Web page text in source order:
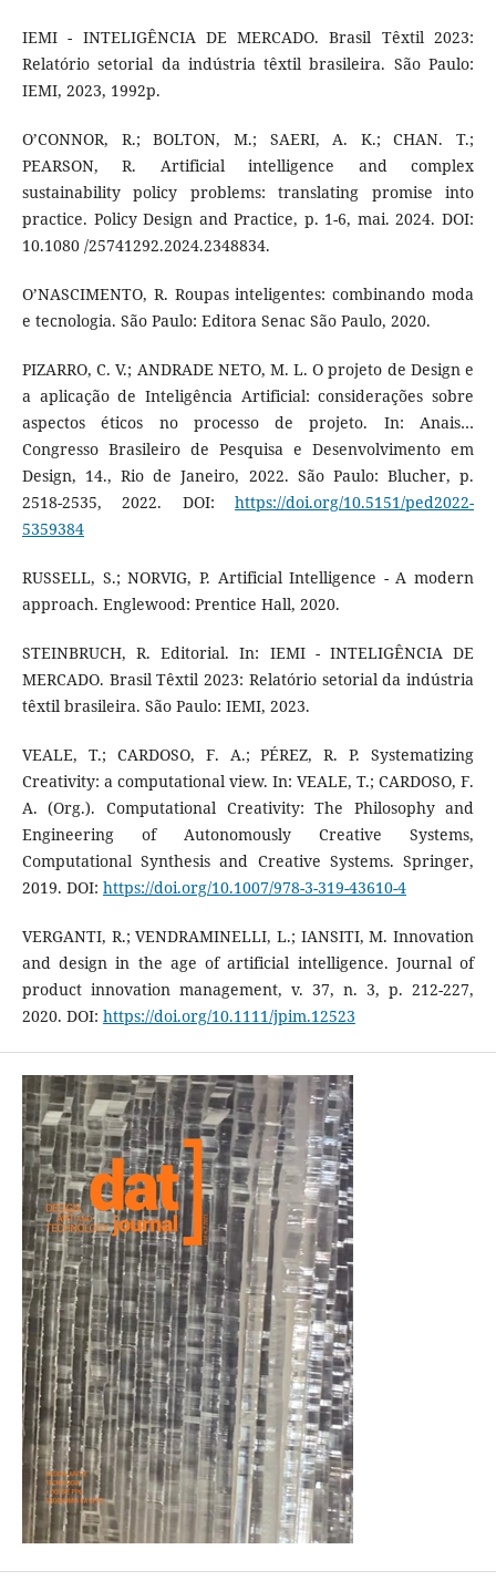
IEMI - INTELIGÊNCIA DE MERCADO. Brasil Têxtil 2023:
Relatório setorial da indústria têxtil brasileira. São Paulo:
IEMI, 2023, 1992p.
O’CONNOR, R.; BOLTON, M.; SAERI, A. K.; CHAN. T.;
PEARSON, R. Artificial intelligence and complex
sustainability policy problems: translating promise into
practice. Policy Design and Practice, p. 1-6, mai. 2024. DOI:
10.1080 /25741292.2024.2348834.
O’NASCIMENTO, R. Roupas inteligentes: combinando moda
e tecnologia. São Paulo: Editora Senac São Paulo, 2020.
PIZARRO, C. V.; ANDRADE NETO, M. L. O projeto de Design e
a aplicação de Inteligência Artificial: considerações sobre
aspectos éticos no processo de projeto. In: Anais…
Congresso Brasileiro de Pesquisa e Desenvolvimento em
Design, 14., Rio de Janeiro, 2022. São Paulo: Blucher, p.
2518-2535, 2022. DOI:https://doi.org/10.5151/ped2022-
5359384
RUSSELL, S.; NORVIG, P. Artificial Intelligence - A modern
approach. Englewood: Prentice Hall, 2020.
STEINBRUCH, R. Editorial. In: IEMI - INTELIGÊNCIA DE
MERCADO. Brasil Têxtil 2023: Relatório setorial da indústria
têxtil brasileira. São Paulo: IEMI, 2023.
VEALE, T.; CARDOSO, F. A.; PÉREZ, R. P. Systematizing
Creativity: a computational view. In: VEALE, T.; CARDOSO, F.
A. (Org.). Computational Creativity: The Philosophy and
Engineering of Autonomously Creative Systems,
Computational Synthesis and Creative Systems. Springer,
2019. DOI: https://doi.org/10.1007/978-3-319-43610-4
VERGANTI, R.; VENDRAMINELLI, L.; IANSITI, M. Innovation
and design in the age of artificial intelligence. Journal of
product innovation management, v. 37, n. 3, p. 212-227,
2020. DOI: https://doi.org/10.1111/jpim.12523